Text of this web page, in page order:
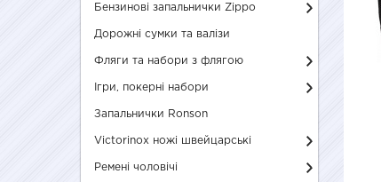
Бензинові запальнички Zippo
Дорожні сумки та валізи
Фляги та набори з флягою
Ігри, покерні набори
Запальнички Ronson
Victorinox ножі швейцарські
Ремені чоловічі